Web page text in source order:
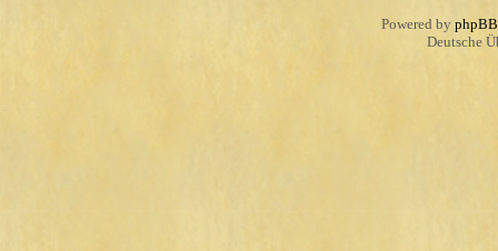
Powered by phpBB
Deutsche